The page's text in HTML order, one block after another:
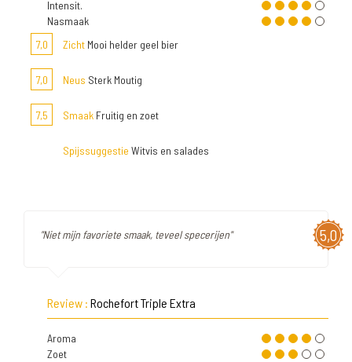
Intensit.
Nasmaak
7,0
Zicht Mooi helder geel bier
7,0 Neus Sterk Moutig
7,5 Smaak Fruitig en zoet
Spijssuggestie Witvis en salades
5,0
"Niet mijn favoriete smaak, teveel specerijen"
Review : Rochefort Triple Extra
Aroma
Zoet